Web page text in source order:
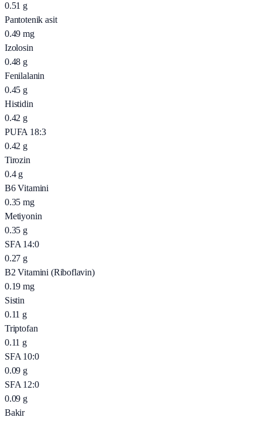
0.51 g
Pantotenik asit
0.49 mg
Izolosin
0.48 g
Fenilalanin
0.45 g
Histidin
0.42 g
PUFA 18:3
0.42 g
Tirozin
0.4 g
B6 Vitamini
0.35 mg
Metiyonin
0.35 g
SFA 14:0
0.27 g
B2 Vitamini (Riboflavin)
0.19 mg
Sistin
0.11 g
Triptofan
0.11 g
SFA 10:0
0.09 g
SFA 12:0
0.09 g
Bakir